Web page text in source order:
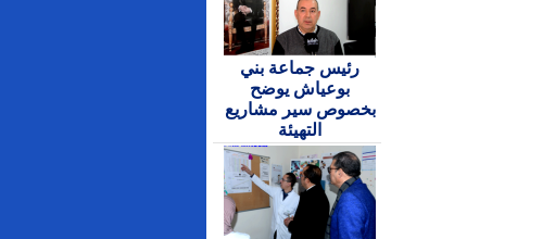
رئيس جماعة بني
بوعياش يوضح
بخصوص سير مشاريع
التهيئة